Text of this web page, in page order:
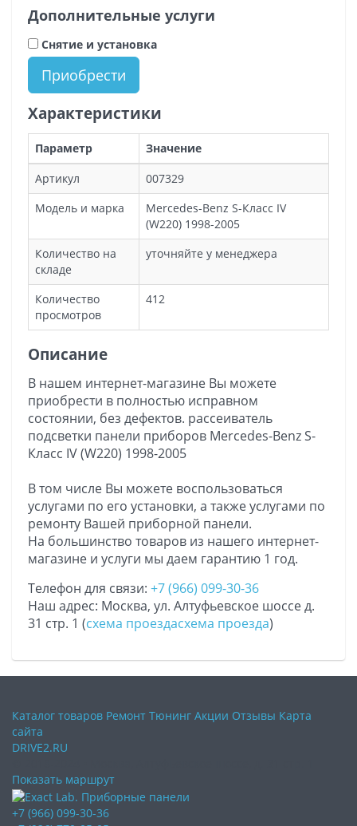
Дополнительные услуги
Снятие и установка
Приобрести
Характеристики
Параметр
Значение
Артикул
007329
Модель и марка
Mercedes-Benz S-Класс IV
(W220) 1998-2005
Количество на
складе
уточняйте у менеджера
Количество
просмотров
412
Описание
В нашем интернет-магазине Вы можете
приобрести в полностью исправном
состоянии, без дефектов. рассеиватель
подсветки панели приборов Mercedes-Benz S-
Класс IV (W220) 1998-2005
В том числе Вы можете воспользоваться
услугами по его установки, а также услугами по
ремонту Вашей приборной панели.
На большинство товаров из нашего интернет-
магазине и услуги мы даем гарантию 1 год.
Телефон для связи: +7 (966) 099-30-36
Наш адрес: Москва, ул. Алтуфьевское шоссе д.
31 стр. 1 (схема проездасхема проезда)
Каталог товаров Ремонт Тюнинг Акции Отзывы Карта
сайта
DRIVE2.RU
Показать маршрут
+7 (966) 099-30-36